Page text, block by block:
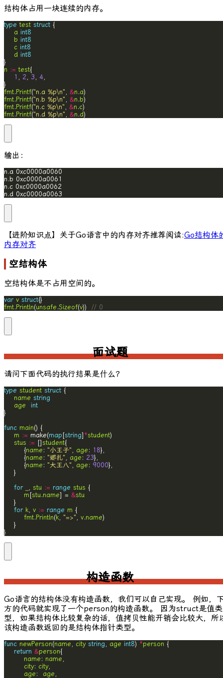
结构体占用一块连续的内存。
type test struct
a int8
b int8
c int8
d int8
n := test
1
2 3 4
fmt.Printf("n.a %p\n" &n .a
fmt.Printf("n.b %p\n" &n .b
fmt.Printf("n.c %p\n" &n .c
fmt.Printf("n.d %p\n" &n .d)
输出：
n.d 0xc0000a0063
【进阶知识点】关于Go语言中的内存对齐推荐阅读:Go结构体
内存对齐
空结构体
空结构体是不占用空间的。
var v struct
fmt.Println(unsafe .Sizeof(v)) // 0
面试题
请问下面代码的执行结果是什么？
type student struct
name string
age
int
func main
m := make(map [string] *student
stus := []student
		{
name : "小王子" , age : 18
		{
name : "娜扎" , age : 23
		{
name : "大王八" , age : 9000
for
, stu := range stus
m [stu.name] = &stu
for k, v := range m
fmt.Println(k, "=>" , v.name
}
构造函数
Go语言的结构体没有构造函数，我们可以自己实现。 例如，
方的代码就实现了一个person的构造函数。 因为struct是值类
型，如果结构体比较复杂的话，值拷贝性能开销会比较大，所
该构造函数返回的是结构体指针类型。
func newPerson(name city string age int8) *person
return &person
name : name
city: city
age : age